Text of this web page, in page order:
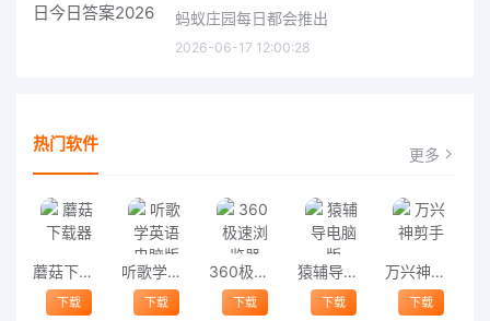
蚂蚁庄园每日都会推出
2026-06-17 12:00:28
热门软件 更多
蘑菇下载器
下载
听歌学英语电脑版
下载
360极速浏览器
下载
猿辅导电脑版
下载
万兴神剪手
下载